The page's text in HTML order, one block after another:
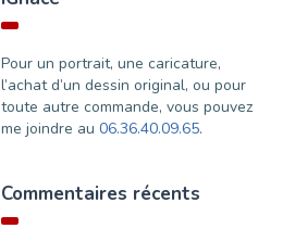
Pour un portrait, une caricature,
l’achat d’un dessin original, ou pour
toute autre commande, vous pouvez
me joindre au 06.36.40.09.65.
Commentaires récents